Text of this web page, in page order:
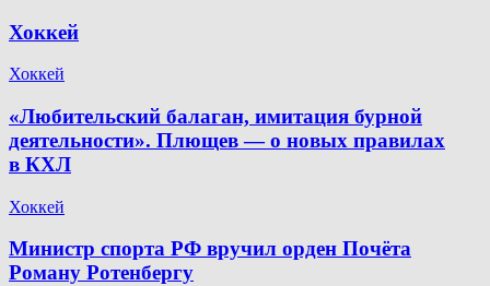
Хоккей
Хоккей
«Любительский балаган, имитация бурной
деятельности». Плющев — о новых правилах
в КХЛ
Хоккей
Министр спорта РФ вручил орден Почёта
Роману Ротенбергу